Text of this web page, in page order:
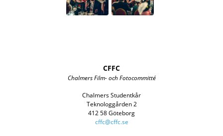
CFFC
Chalmers Film- och Fotocommitté
Chalmers Studentkår
Teknologgården 2
412 58 Göteborg
cffc@cffc.se